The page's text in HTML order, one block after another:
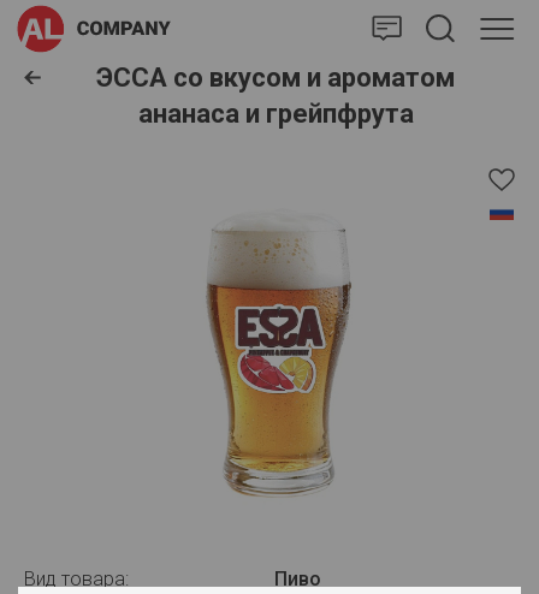
ЭССА со вкусом и ароматом
ананаса и грейпфрута
Вид товара: Пиво